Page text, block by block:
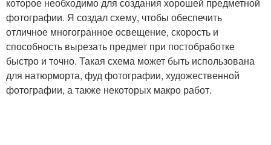
фотографии. Я создал схему, чтобы обеспечить
отличное многогранное освещение, скорость и
способность вырезать предмет при постобработке
быстро и точно. Такая схема может быть использована
для натюрморта, фуд фотографии, художественной
фотографии, а также некоторых макро работ.